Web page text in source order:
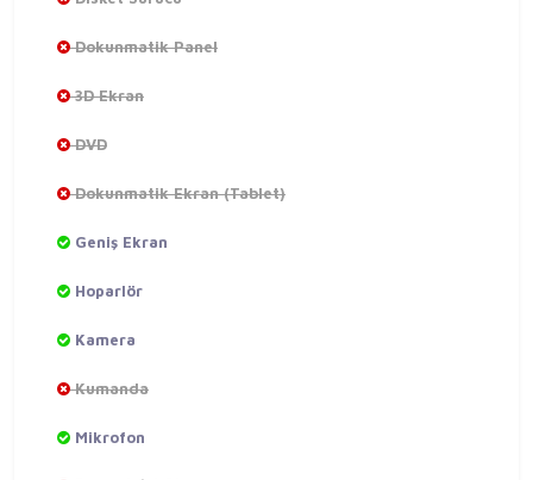
Dokunmatik Panel
3D Ekran
DVD
Dokunmatik Ekran (Tablet)
Geniş Ekran
Hoparlör
Kamera
Kumanda
Mikrofon